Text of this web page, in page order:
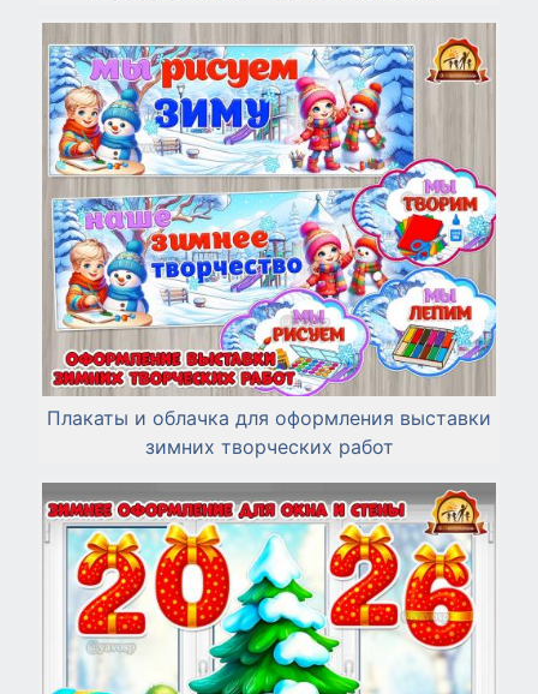
Плакаты и облачка для оформления выставки
зимних творческих работ